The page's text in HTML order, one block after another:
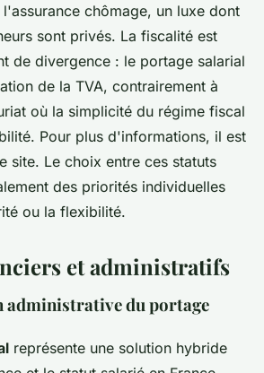
chômage, un luxe dont
sont privés. La fiscalité est
de divergence : le portage salarial
de la TVA, contrairement à
où la simplicité du régime fiscal
Pour plus d'informations, il est
site. Le choix entre ces statuts
des priorités individuelles
ou la flexibilité.
et administratifs
administrative du portage
représente une solution hybride